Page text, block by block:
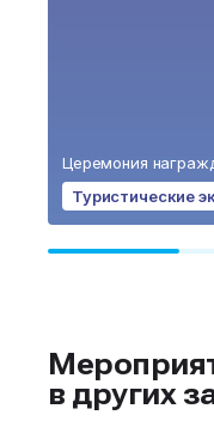
Церемония
Туристические
в других